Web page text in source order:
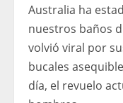
Australia ha
nuestros baños
volvió viral por
bucales
día, el revuelo